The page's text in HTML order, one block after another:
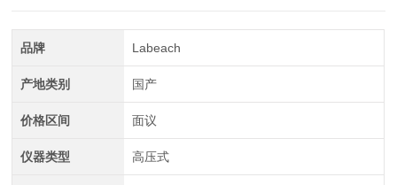
品牌 Labeach
产地类别 国产
价格区间 面议
仪器类型 高压式